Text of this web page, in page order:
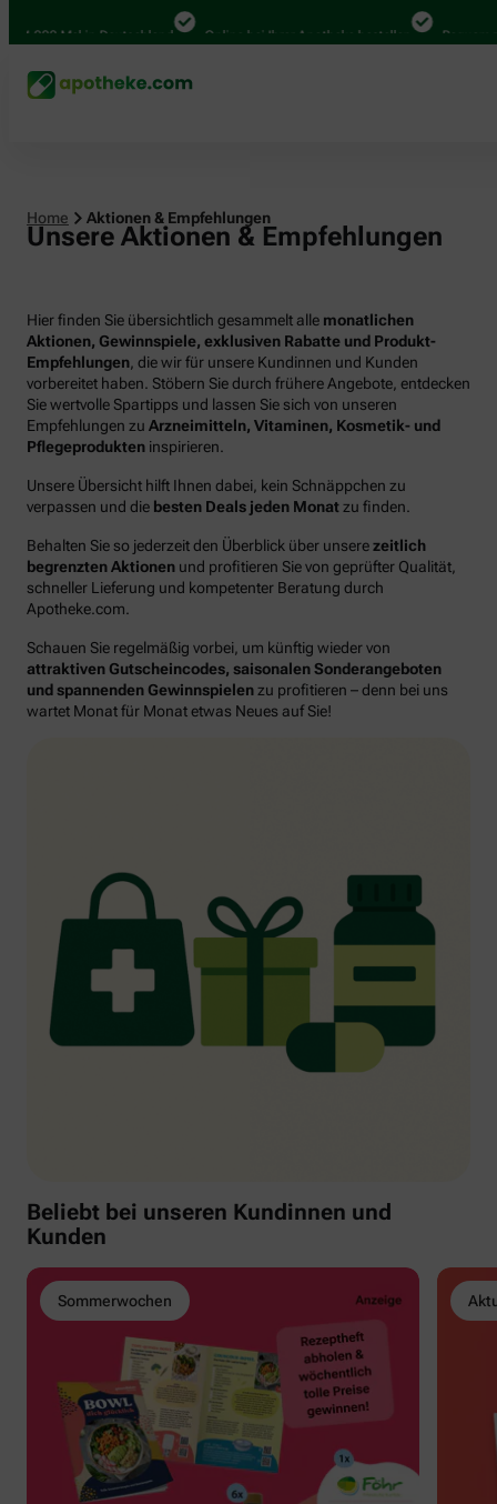
Mal in Deutschland Online bei Ihrer Apotheke bestellen Bequem
Home Aktionen & Empfehlungen
Unsere Aktionen & Empfehlungen
Hier finden Sie übersichtlich gesammelt alle monatlichen
Aktionen, Gewinnspiele, exklusiven Rabatte und Produkt-
Empfehlungen , die wir für unsere Kundinnen und Kunden
vorbereitet haben. Stöbern Sie durch frühere Angebote, entdecken
Sie wertvolle Spartipps und lassen Sie sich von unseren
Empfehlungen zu Arzneimitteln, Vitaminen, Kosmetik- und
Pflegeprodukten inspirieren.
Unsere Übersicht hilft Ihnen dabei, kein Schnäppchen zu
verpassen und die besten Deals jeden Monatzu finden.
Behalten Sie so jederzeit den Überblick über unserezeitlich
begrenzten Aktionen und profitieren Sie von geprüfter Qualität,
schneller Lieferung und kompetenter Beratung durch
Apotheke.com.
Schauen Sie regelmäßig vorbei, um künftig wieder von
attraktiven Gutscheincodes, saisonalen Sonderangeboten
und spannenden Gewinnspielenzu profitieren – denn bei uns
wartet Monat für Monat etwas Neues auf Sie!
Beliebt bei unseren Kundinnen und
Kunden
Sommerwochen